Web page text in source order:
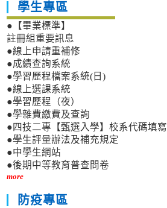
學生專區
●【畢業標準】
註冊組重要訊息
●線上申請重補修
●成績查詢系統
●學習歷程檔案系統(日)
●線上選課系統
●學習歷程（夜）
●學雜費繳費及查詢
●四技二專【甄選入學】校系代碼填寫
●學生評量辦法及補充規定
●中學生網站
●後期中等教育普查問卷
more
防疫專區